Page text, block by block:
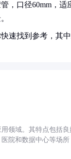
，口径60mm，
速找到参考，其
领域。其特点包括
院和数据中心等场